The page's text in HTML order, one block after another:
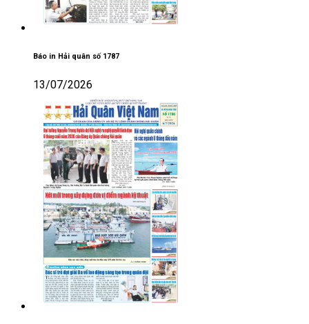
Báo in Hải quân số 1787
13/07/2026